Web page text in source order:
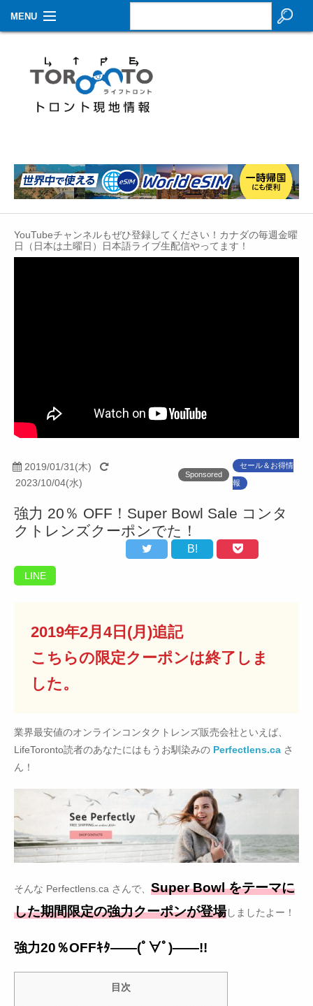
MENU
生活情報
その他
イベントカレンダー
Contact
YouTubeチャンネルもぜひ登録してください！カナダの毎週金曜
日（日本は土曜日）日本語ライブ生配信やってます！
2019/01/31(木)
2023/10/04(水)
Sponsored
セール＆お得情
報
強力 20％ OFF！Super Bowl Sale コンタ
クトレンズクーポンでた！
B!
LINE
2019年2月4日(月)追記
こちらの限定クーポンは終了しま
した。
業界最安値のオンラインコンタクトレンズ販売会社といえば、
LifeToronto読者のあなたにはもうお馴染みの Perfectlens.ca さ
ん！
そんな Perfectlens.ca さんで、 Super Bowl をテーマに
した期間限定の強力クーポンが登場しましたよー！
強力20％OFFｷﾀ――(ﾟ∀ﾟ)――!!
目次